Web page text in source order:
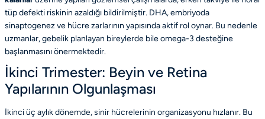
tüp defekti riskinin azaldığı bildirilmiştir. DHA, embriyoda
sinaptogenez ve hücre zarlarının yapısında aktif rol oynar. Bu nedenle
uzmanlar, gebelik planlayan bireylerde bile omega-3 desteğine
başlanmasını önermektedir.
İkinci Trimester: Beyin ve Retina
Yapılarının Olgunlaşması
İkinci üç aylık dönemde, sinir hücrelerinin organizasyonu hızlanır. Bu